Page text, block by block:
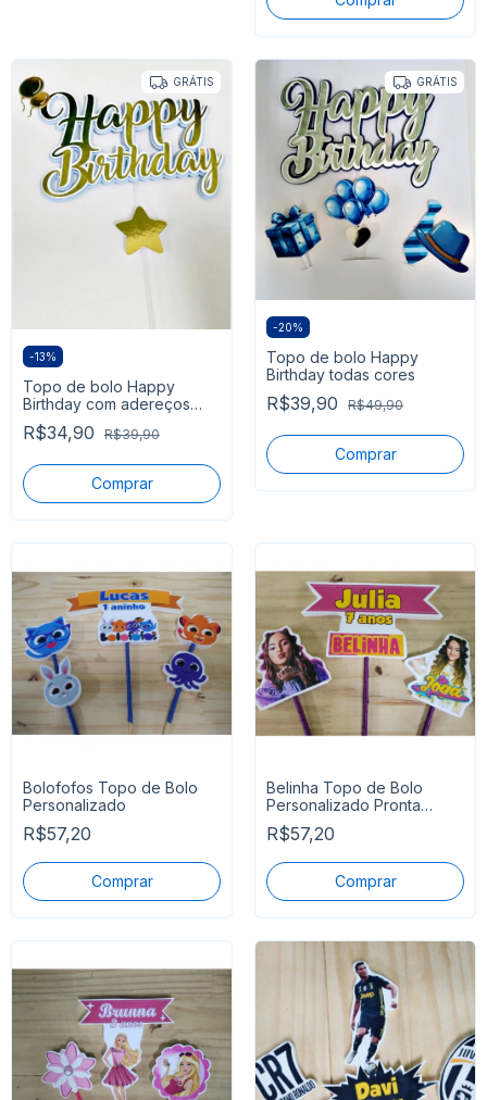
GRÁTIS
-13%
Topo de bolo Happy
Birthday com adereços
pronta entrega
R$34,90 R$39,90
GRÁTIS
-20%
Topo de bolo Happy
Birthday todas cores
R$39,90 R$49,90
Bolofofos Topo de Bolo
Personalizado
R$57,20
Belinha Topo de Bolo
Personalizado Pronta
Entrega
R$57,20